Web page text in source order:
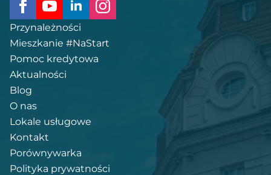
Przynależności
Mieszkanie #NaStart
Pomoc kredytowa
Aktualności
Blog
O nas
Lokale usługowe
Kontakt
Porównywarka
Polityka prywatności